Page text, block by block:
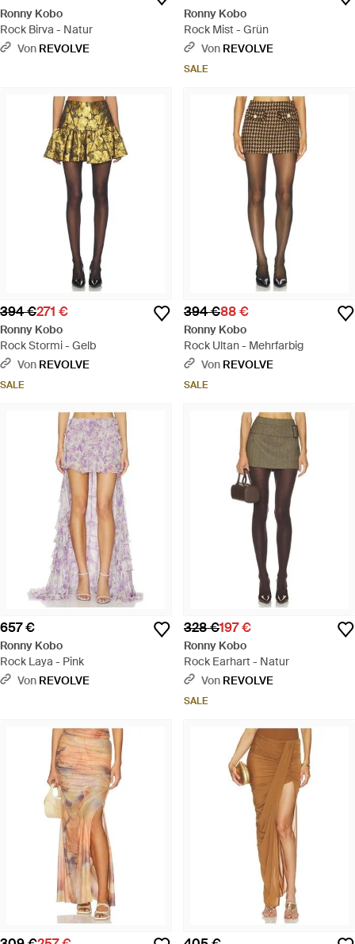
Ronny Kobo
Rock Birva - Natur
Von REVOLVE
Ronny Kobo
Rock Mist - Grün
Von REVOLVE
SALE
394 €271 €
Ronny Kobo
Rock Stormi - Gelb
Von REVOLVE
SALE
394 €88 €
Ronny Kobo
Rock Ultan - Mehrfarbig
Von REVOLVE
SALE
657 €
Ronny Kobo
Rock Laya - Pink
Von REVOLVE
328 €197 €
Ronny Kobo
Rock Earhart - Natur
Von REVOLVE
SALE